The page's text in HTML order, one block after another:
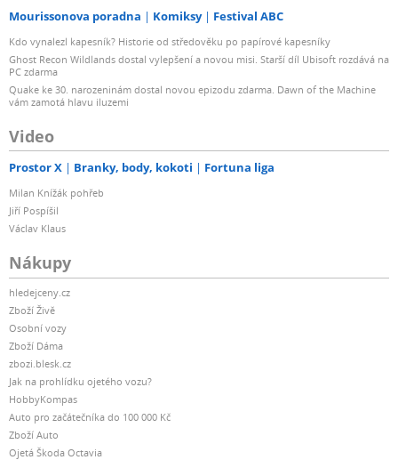
Mourissonova poradna Komiksy Festival ABC
Kdo vynalezl kapesník? Historie od středověku po papírové kapesníky
Ghost Recon Wildlands dostal vylepšení a novou misi. Starší díl Ubisoft rozdává na
PC zdarma
Quake ke 30. narozeninám dostal novou epizodu zdarma. Dawn of the Machine
vám zamotá hlavu iluzemi
Video
Prostor X Branky, body, kokoti Fortuna liga
Milan Knížák pohřeb
Jiří Pospíšil
Václav Klaus
Nákupy
hledejceny.cz
Zboží Živě
Osobní vozy
Zboží Dáma
zbozi.blesk.cz
Jak na prohlídku ojetého vozu?
HobbyKompas
Auto pro začátečníka do 100 000 Kč
Zboží Auto
Ojetá Škoda Octavia